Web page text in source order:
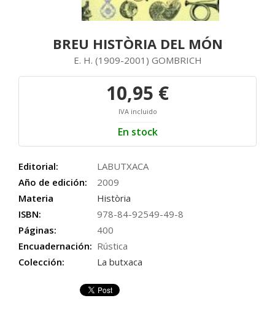
BREU HISTÒRIA DEL MÓN
E. H. (1909-2001) GOMBRICH
10,95 €
IVA incluido
En stock
Editorial:
LABUTXACA
Año de edición:
2009
Materia
Història
ISBN:
978-84-92549-49-8
Páginas:
400
Encuadernación: Rústica
Colección:
La butxaca